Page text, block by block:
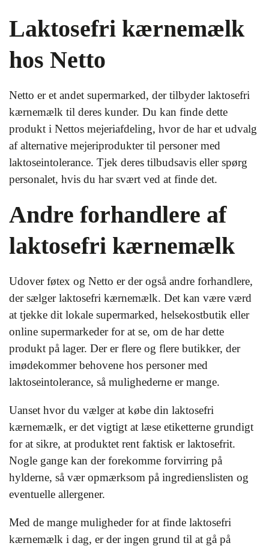
Laktosefri kærnemælk
hos Netto
Netto er et andet supermarked, der tilbyder laktosefri
kærnemælk til deres kunder. Du kan finde dette
produkt i Nettos mejeriafdeling, hvor de har et udvalg
af alternative mejeriprodukter til personer med
laktoseintolerance. Tjek deres tilbudsavis eller spørg
personalet, hvis du har svært ved at finde det.
Andre forhandlere af
laktosefri kærnemælk
Udover føtex og Netto er der også andre forhandlere,
der sælger laktosefri kærnemælk. Det kan være værd
at tjekke dit lokale supermarked, helsekostbutik eller
online supermarkeder for at se, om de har dette
produkt på lager. Der er flere og flere butikker, der
imødekommer behovene hos personer med
laktoseintolerance, så mulighederne er mange.
Uanset hvor du vælger at købe din laktosefri
kærnemælk, er det vigtigt at læse etiketterne grundigt
for at sikre, at produktet rent faktisk er laktosefrit.
Nogle gange kan der forekomme forvirring på
hylderne, så vær opmærksom på ingredienslisten og
eventuelle allergener.
Med de mange muligheder for at finde laktosefri
kærnemælk i dag, er der ingen grund til at gå på